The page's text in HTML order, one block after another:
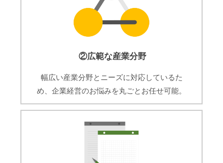
②広範な産業分野
幅広い産業分野とニーズに対応しているた
め、企業経営のお悩みを丸ごとお任せ可能。